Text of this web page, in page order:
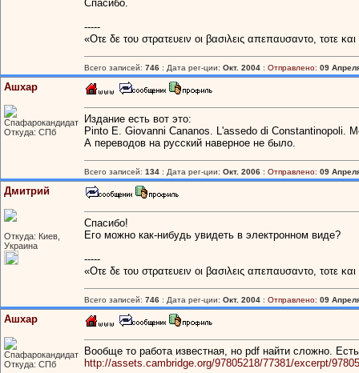
Спасибо.
-----
«Οτε δε του στρατευειν οι βασιλεις απεπαυσαντο, τοτε
Всего записей: 746 : Дата рег-ции: Окт. 2004 : Отправлено: 09
Ашхар
Спафарокандидат
Откуда: СПб
Издание есть вот это:
Pinto E. Giovanni Cananos. L'assedo di Constantinopoli.
А переводов на русский наверное не было.
Всего записей: 134 : Дата рег-ции: Окт. 2006 : Отправлено: 09
Дмитрий
Откуда: Киев,
Украина
Спасибо!
Его можно как-нибудь увидеть в электронном виде?
-----
«Οτε δε του στρατευειν οι βασιλεις απεπαυσαντο, τοτε
Всего записей: 746 : Дата рег-ции: Окт. 2004 : Отправлено: 09
Ашхар
Спафарокандидат
Откуда: СПб
Вообще то работа известная, но pdf найти сложно.
http://assets.cambridge.org/97805218/77381/excerpt/